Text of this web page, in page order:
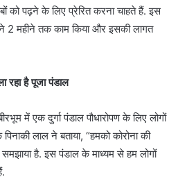
को पढ़ने के लिए प्रेरित करना चाहते हैं. इस
महीने तक काम किया और इसकी लागत
रहा है पूजा पंडाल
में एक दुर्गा पंडाल पौधारोपण के लिए लोगों
लाल ने बताया, “हमको कोरोना की
है. इस पंडाल के माध्यम से हम लोगों